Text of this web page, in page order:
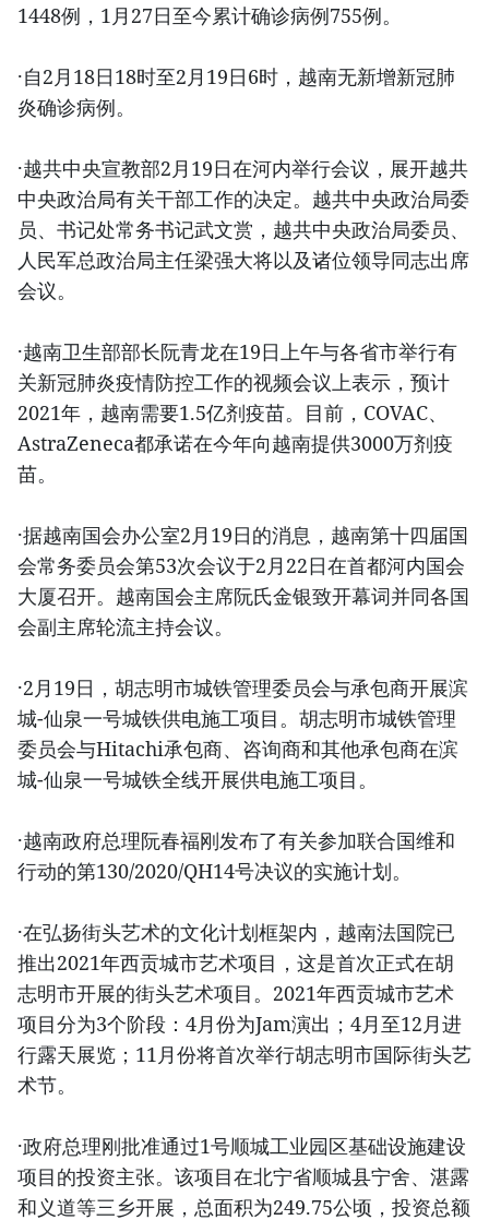
1448例，1月27日至今累计确诊病例755例。
·自2月18日18时至2月19日6时，越南无新增新冠肺
炎确诊病例。
·越共中央宣教部2月19日在河内举行会议，展开越共
中央政治局有关干部工作的决定。越共中央政治局委
员、书记处常务书记武文赏，越共中央政治局委员、
人民军总政治局主任梁强大将以及诸位领导同志出席
会议。
·越南卫生部部长阮青龙在19日上午与各省市举行有
关新冠肺炎疫情防控工作的视频会议上表示，预计
2021年，越南需要1.5亿剂疫苗。目前，COVAC、
AstraZeneca都承诺在今年向越南提供3000万剂疫
苗。
·据越南国会办公室2月19日的消息，越南第十四届国
会常务委员会第53次会议于2月22日在首都河内国会
大厦召开。越南国会主席阮氏金银致开幕词并同各国
会副主席轮流主持会议。
·2月19日，胡志明市城铁管理委员会与承包商开展滨
城-仙泉一号城铁供电施工项目。胡志明市城铁管理
委员会与Hitachi承包商、咨询商和其他承包商在滨
城-仙泉一号城铁全线开展供电施工项目。
·越南政府总理阮春福刚发布了有关参加联合国维和
行动的第130/2020/QH14号决议的实施计划。
·在弘扬街头艺术的文化计划框架内，越南法国院已
推出2021年西贡城市艺术项目，这是首次正式在胡
志明市开展的街头艺术项目。2021年西贡城市艺术
项目分为3个阶段：4月份为Jam演出；4月至12月进
行露天展览；11月份将首次举行胡志明市国际街头艺
术节。
·政府总理刚批准通过1号顺城工业园区基础设施建设
项目的投资主张。该项目在北宁省顺城县宁舍、湛露
和义道等三乡开展，总面积为249.75公顷，投资总额